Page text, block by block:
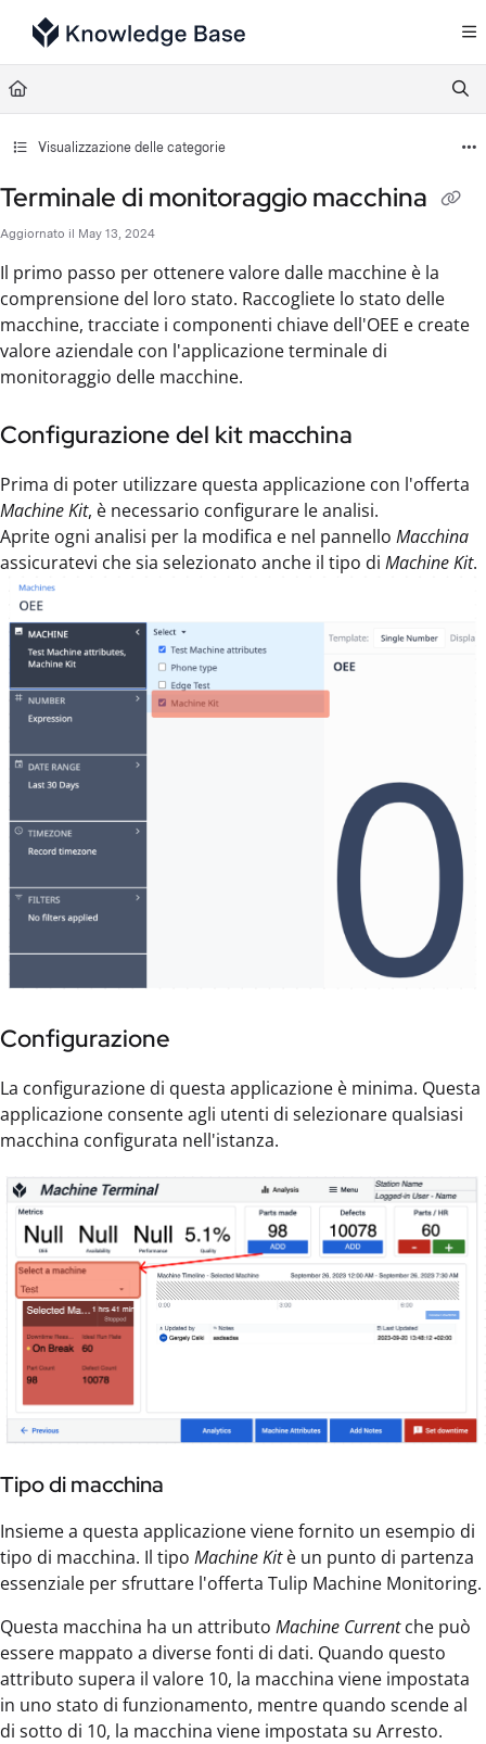
Documentation Index
Fetch the complete documentation index at:
Use this file to discover all available pages before exploring further.
Visualizzazione delle categorie
Terminale di monitoraggio macchina
Aggiornato il May 13, 2024
Il primo passo per ottenere valore dalle macchine è la
comprensione del loro stato. Raccogliete lo stato delle
macchine, tracciate i componenti chiave dell'OEE e create
valore aziendale con l'applicazione terminale di
monitoraggio delle macchine.
Configurazione del kit macchina
Prima di poter utilizzare questa applicazione con l'offerta
Machine Kit, è necessario configurare le analisi.
Aprite ogni analisi per la modifica e nel pannello Macchina
assicuratevi che sia selezionato anche il tipo di Machine Kit.
Configurazione
La configurazione di questa applicazione è minima. Questa
applicazione consente agli utenti di selezionare qualsiasi
macchina configurata nell'istanza.
Tipo di macchina
Insieme a questa applicazione viene fornito un esempio di
tipo di macchina. Il tipo Machine Kitè un punto di partenza
essenziale per sfruttare l'offerta Tulip Machine Monitoring.
Questa macchina ha un attributo Machine Currentche può
essere mappato a diverse fonti di dati. Quando questo
attributo supera il valore 10, la macchina viene impostata
in uno stato di funzionamento, mentre quando scende al
di sotto di 10, la macchina viene impostata su Arresto.